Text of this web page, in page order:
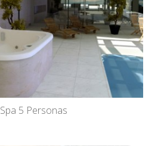
Spa 5 Personas